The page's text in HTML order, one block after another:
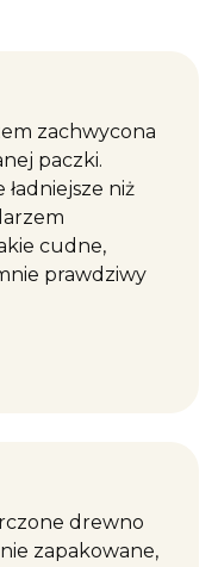
zachwycona
paczki.
niż
cudne,
prawdziwy
drewno
zapakowane,